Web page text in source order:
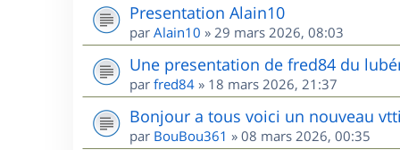
Presentation Alain10
par Alain10 » 29 mars 2026, 08:03
Une presentation de fred84 du
par fred84 » 18 mars 2026, 21:37
Bonjour a tous voici un nouveau
par BouBou361 » 08 mars 2026, 00:35